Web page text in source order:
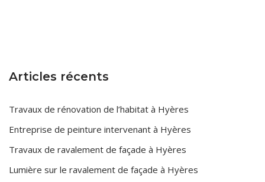
Articles récents
Travaux de rénovation de l’habitat à Hyères
Entreprise de peinture intervenant à Hyères
Travaux de ravalement de façade à Hyères
Lumière sur le ravalement de façade à Hyères